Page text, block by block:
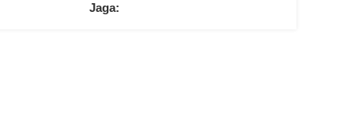
Jaga: